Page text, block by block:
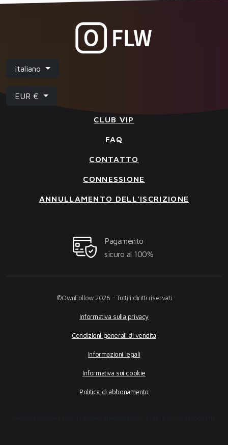
italiano
EUR €
CLUB VIP
FAQ
CONTATTO
CONNESSIONE
ANNULLAMENTO DELL'ISCRIZIONE
Pagamento
sicuro al 100%
©OwnFollow 2026 - Tutti i diritti riservati
Informativa sulla privacy
Condizioni generali di vendita
Informazioni legali
Informativa sui cookie
Politica di abbonamento